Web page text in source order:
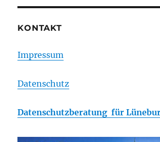
KONTAKT
Impressum
Datenschutz
Datenschutzberatung für